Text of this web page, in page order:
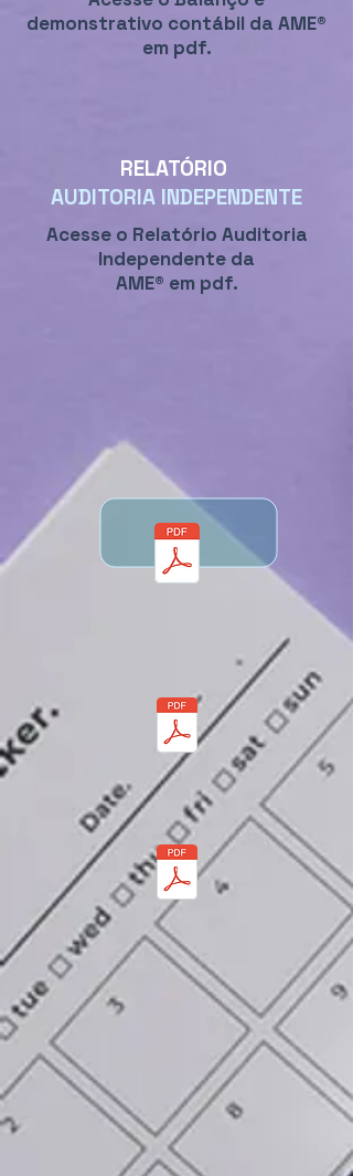
demonstrativo contábil da AME®
em pdf.
RELATÓRIO
AUDITORIA INDEPENDENTE
Acesse o Relatório Auditoria
Independente da
AME® em pdf.